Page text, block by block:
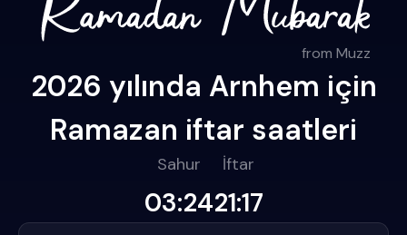
from Muzz
2026 yılında Arnhem için
Ramazan iftar saatleri
Sahur
03:24
İftar
21:17